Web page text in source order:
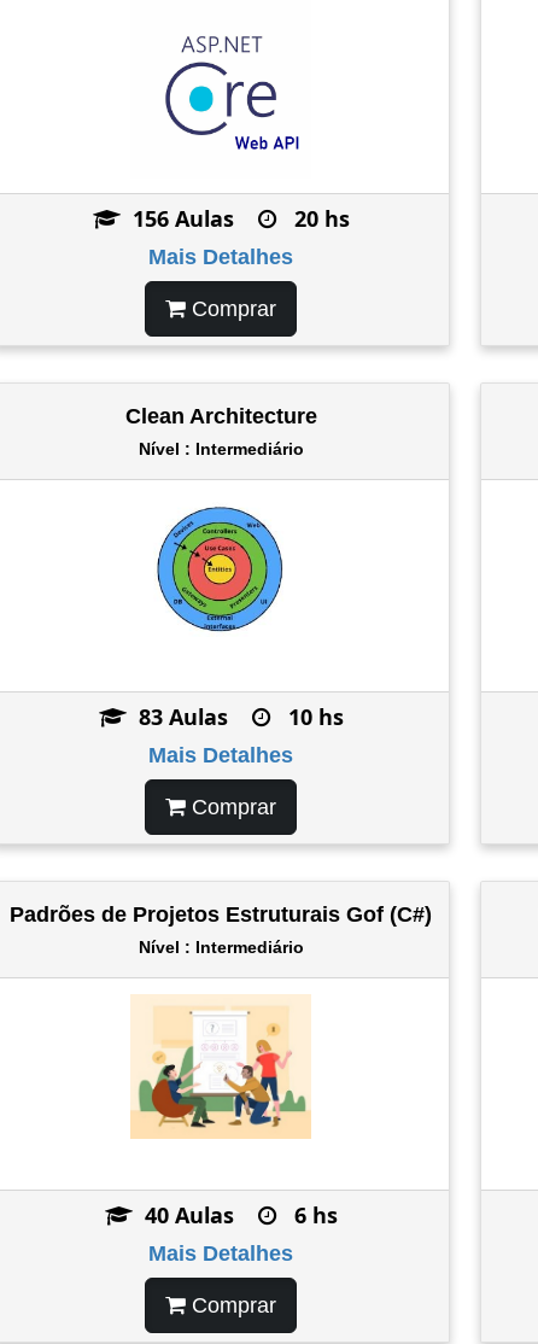
156 Aulas 20 hs
Mais Detalhes
Comprar
Clean Architecture
Nível : Intermediário
83 Aulas 10 hs
Mais Detalhes
Comprar
Padrões de Projetos Estruturais Gof (C#)
Nível : Intermediário
40 Aulas 6 hs
Mais Detalhes
Comprar